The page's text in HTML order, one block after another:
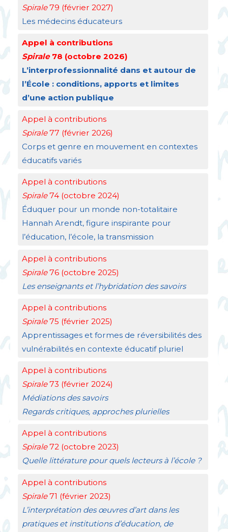
Spirale79 (février 2027)
Les médecins éducateurs
Appel à contributions
Spirale78 (octobre 2026)
L’interprofessionnalité dans et autour de
l’École : conditions, apports et limites
d’une action publique
Appel à contributions
Spirale77 (février 2026)
Corps et genre en mouvement en contextes
éducatifs variés
Appel à contributions
Spirale74 (octobre 2024)
Éduquer pour un monde non-totalitaire
Hannah Arendt, figure inspirante pour
l’éducation, l’école, la transmission
Appel à contributions
Spirale76 (octobre 2025)
Les enseignants et l’hybridation des savoirs
Appel à contributions
Spirale75 (février 2025)
Apprentissages et formes de réversibilités des
vulnérabilités en contexte éducatif pluriel
Appel à contributions
Spirale73 (février 2024)
Médiations des savoirs
Regards critiques, approches plurielles
Appel à contributions
Spirale72 (octobre 2023)
Quelle littérature pour quels lecteurs à l’école ?
Appel à contributions
Spirale71 (février 2023)
L’interprétation des œuvres d’art dans les
pratiques et institutions d’éducation, de